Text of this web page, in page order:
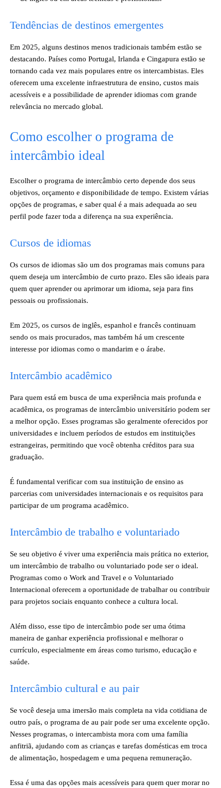
Tendências de destinos emergentes
Em 2025, alguns destinos menos tradicionais também estão se
destacando. Países como Portugal, Irlanda e Cingapura estão se
tornando cada vez mais populares entre os intercambistas. Eles
oferecem uma excelente infraestrutura de ensino, custos mais
acessíveis e a possibilidade de aprender idiomas com grande
relevância no mercado global.
Como escolher o programa de
intercâmbio ideal
Escolher o programa de intercâmbio certo depende dos seus
objetivos, orçamento e disponibilidade de tempo. Existem várias
opções de programas, e saber qual é a mais adequada ao seu
perfil pode fazer toda a diferença na sua experiência.
Cursos de idiomas
Os cursos de idiomas são um dos programas mais comuns para
quem deseja um intercâmbio de curto prazo. Eles são ideais para
quem quer aprender ou aprimorar um idioma, seja para fins
pessoais ou profissionais.
Em 2025, os cursos de inglês, espanhol e francês continuam
sendo os mais procurados, mas também há um crescente
interesse por idiomas como o mandarim e o árabe.
Intercâmbio acadêmico
Para quem está em busca de uma experiência mais profunda e
acadêmica, os programas de intercâmbio universitário podem ser
a melhor opção. Esses programas são geralmente oferecidos por
universidades e incluem períodos de estudos em instituições
estrangeiras, permitindo que você obtenha créditos para sua
graduação.
É fundamental verificar com sua instituição de ensino as
parcerias com universidades internacionais e os requisitos para
participar de um programa acadêmico.
Intercâmbio de trabalho e voluntariado
Se seu objetivo é viver uma experiência mais prática no exterior,
um intercâmbio de trabalho ou voluntariado pode ser o ideal.
Programas como o Work and Travel e o Voluntariado
Internacional oferecem a oportunidade de trabalhar ou contribuir
para projetos sociais enquanto conhece a cultura local.
Além disso, esse tipo de intercâmbio pode ser uma ótima
maneira de ganhar experiência profissional e melhorar o
currículo, especialmente em áreas como turismo, educação e
saúde.
Intercâmbio cultural e au pair
Se você deseja uma imersão mais completa na vida cotidiana de
outro país, o programa de au pair pode ser uma excelente opção.
Nesses programas, o intercambista mora com uma família
anfitriã, ajudando com as crianças e tarefas domésticas em troca
de alimentação, hospedagem e uma pequena remuneração.
Essa é uma das opções mais acessíveis para quem quer morar no